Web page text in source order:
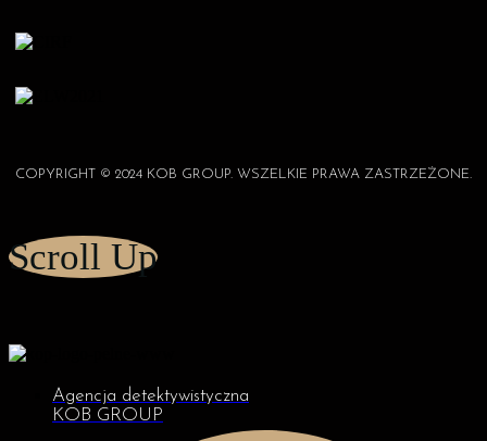
COPYRIGHT © 2024 KOB GROUP. WSZELKIE PRAWA ZASTRZEŻONE.
Scroll Up
Agencja detektywistyczna
KOB GROUP